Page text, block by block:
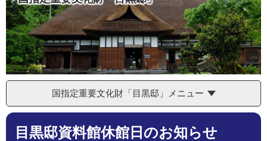
本
へ
国指定重要文化財「目黒邸」メニュー
本
目黒邸資料館休館日のお知らせ